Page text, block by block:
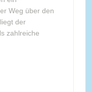
Weg über den
der
zahlreiche